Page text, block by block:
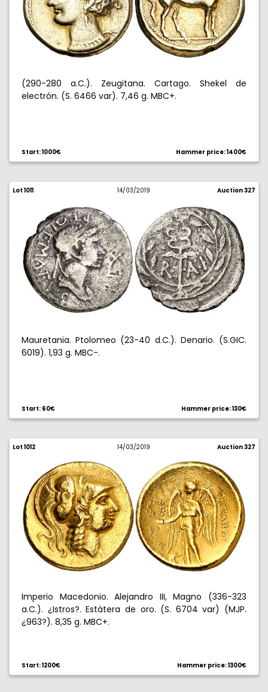
(290-280 a.C.). Zeugitana. Cartago. Shekel de
electrón. (S. 6466 var). 7,46 g. MBC+.
Start: 1000€ Hammer price: 1400€
Lot 1011 14/03/2019 Auction 327
Mauretania. Ptolomeo (23-40 d.C.). Denario. (S.GIC.
6019). 1,93 g. MBC-.
Start: 60€ Hammer price: 130€
Lot 1012 14/03/2019 Auction 327
Imperio Macedonio. Alejandro III, Magno (336-323
a.C.). ¿Istros?. Estátera de oro. (S. 6704 var) (MJP.
¿963?). 8,35 g. MBC+.
Start: 1200€ Hammer price: 1300€